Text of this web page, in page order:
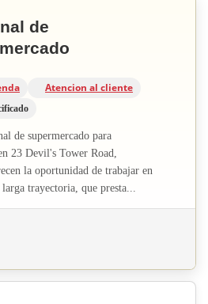
de
Atencion al cliente
de supermercado para
23 Devil's Tower Road,
la oportunidad de trabajar en
trayectoria, que presta...